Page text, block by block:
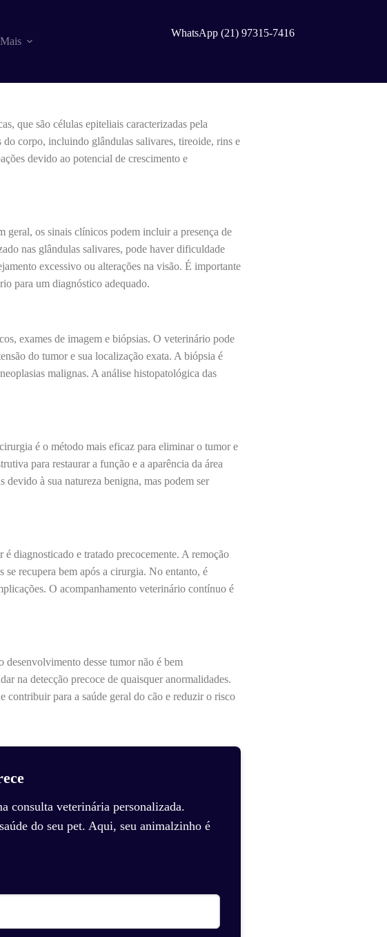
Mais
WhatsApp (21) 97315-7416
que são células epiteliais caracterizadas pela
do corpo, incluindo glândulas salivares, tireoide, rins e
devido ao potencial de crescimento e
geral, os sinais clínicos podem incluir a presença de
nas glândulas salivares, pode haver dificuldade
excessivo ou alterações na visão. É importante
para um diagnóstico adequado.
exames de imagem e biópsias. O veterinário pode
do tumor e sua localização exata. A biópsia é
malignas. A análise histopatológica das
é o método mais eficaz para eliminar o tumor e
para restaurar a função e a aparência da área
devido à sua natureza benigna, mas podem ser
diagnosticado e tratado precocemente. A remoção
recupera bem após a cirurgia. No entanto, é
O acompanhamento veterinário contínuo é
desenvolvimento desse tumor não é bem
na detecção precoce de quaisquer anormalidades.
contribuir para a saúde geral do cão e reduzir o risco
consulta veterinária personalizada.
do seu pet. Aqui, seu animalzinho é